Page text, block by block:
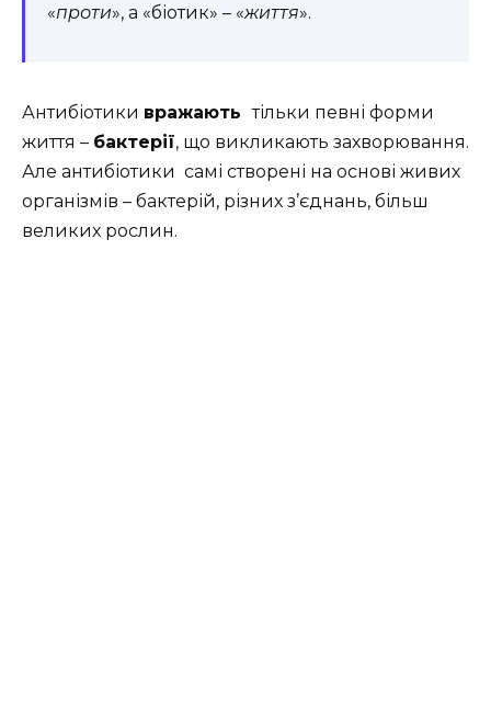
«проти», а «біотик» – «життя».
Антибіотики вражаютьтільки певні форми
життя – бактерії, що викликають захворювання.
Але антибіотики самі створені на основі живих
організмів – бактерій, різних з’єднань, більш
великих рослин.